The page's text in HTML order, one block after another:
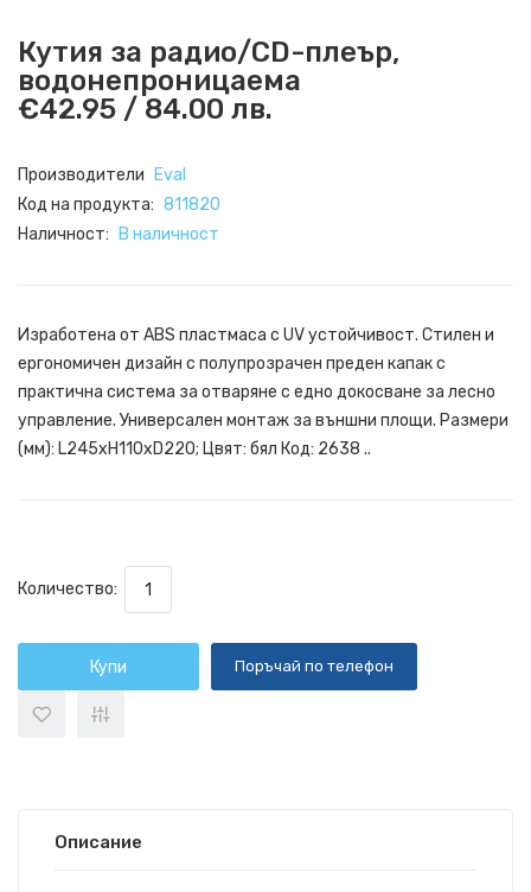
Кутия за радио/CD-плеър,
водонепроницаема
€42.95 / 84.00 лв.
Производители
Eval
Код на продукта: 811820
Наличност:
В наличност
Изработена от ABS пластмаса с UV устойчивост. Стилен и
ергономичен дизайн с полупрозрачен преден капак с
практична система за отваряне с едно докосване за лесно
управление. Универсален монтаж за външни площи. Размери
(мм): L245xH110xD220; Цвят: бял Код: 2638 ..
Количество:
Купи Поръчай по телефон
Описание